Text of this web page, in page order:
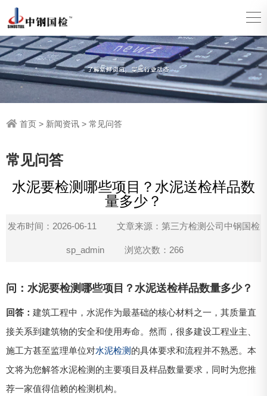
首页 > 新闻资讯 > 常见问答
常见问答
水泥要检测哪些项目？水泥送检样品数
量多少？
发布时间：2026-06-11 文章来源：第三方检测公司中钢国检
sp_admin 浏览次数：266
问：水泥要检测哪些项目？水泥送检样品数量多少？
回答： 建筑工程中，水泥作为最基础的核心材料之一，其质量直
接关系到建筑物的安全和使用寿命。然而，很多建设工程业主、
施工方甚至监理单位对水泥检测 的具体要求和流程并不熟悉。本
文将为您解答水泥检测的主要项目及样品数量要求，同时为您推
荐一家值得信赖的检测机构。